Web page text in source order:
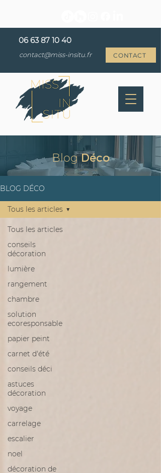
06 63 87 10 40
contact@miss-insitu.fr CONTACT
BlogDéco
BLOG DÉCO
Tous les articles
conseils
décoration
lumière
rangement
chambre
solution
ecoresponsable
papier peint
carnet d'été
conseils déci
astuces
décoration
voyage
carrelage
escalier
noel
décoration de
Tous les articles